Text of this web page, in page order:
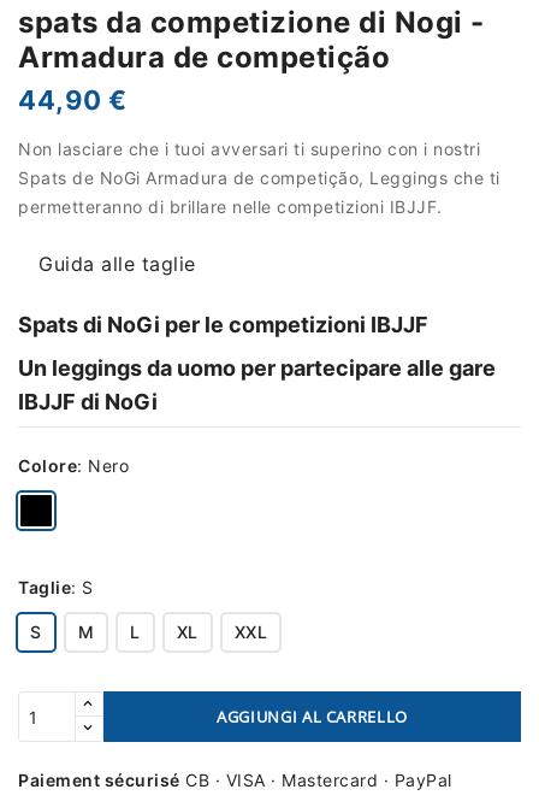
spats da competizione di Nogi -
Armadura de competição
44,90 €
Non lasciare che i tuoi avversari ti superino con i nostri
Spats de NoGi Armadura de competição, Leggings che ti
permetteranno di brillare nelle competizioni IBJJF.
Guida alle taglie
Spats di NoGi per le competizioni IBJJF
Un leggings da uomo per partecipare alle gare
IBJJF di NoGi
Colore: Nero
Taglie: S
S M L XL XXL
AGGIUNGI AL CARRELLO
Paiement sécurisé CB · VISA · Mastercard · PayPal